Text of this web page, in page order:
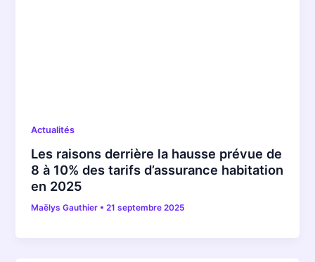
Actualités
Les raisons derrière la hausse prévue de
8 à 10% des tarifs d’assurance habitation
en 2025
Maëlys Gauthier •21 septembre 2025